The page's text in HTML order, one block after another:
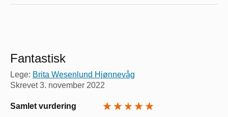
Fantastisk
Lege: Brita Wesenlund Hjønnevåg
Skrevet3. november 2022
Samlet vurdering